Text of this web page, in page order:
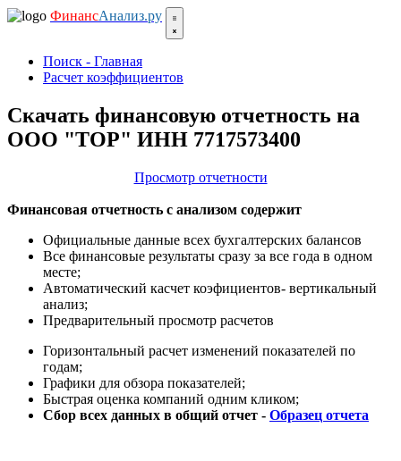
ФинансАнализ.ру
Поиск - Главная
Расчет коэффициентов
Скачать финансовую отчетность на
ООО "ТОР" ИНН 7717573400
Просмотр отчетности
Финансовая отчетность с анализом содержит
Официальные данные всех бухгалтерских балансов
Все финансовые результаты сразу за все года в одном
месте;
Автоматический касчет коэфициентов- вертикальный
анализ;
Предварительный просмотр расчетов
Горизонтальный расчет изменений показателей по
годам;
Графики для обзора показателей;
Быстрая оценка компаний одним кликом;
Сбор всех данных в общий отчет - Образец отчета